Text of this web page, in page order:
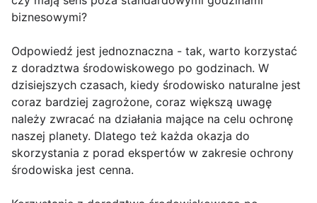
biznesowymi?
Odpowiedź jest jednoznaczna - tak, warto korzystać
z doradztwa środowiskowego po godzinach. W
dzisiejszych czasach, kiedy środowisko naturalne jest
coraz bardziej zagrożone, coraz większą uwagę
należy zwracać na działania mające na celu ochronę
naszej planety. Dlatego też każda okazja do
skorzystania z porad ekspertów w zakresie ochrony
środowiska jest cenna.